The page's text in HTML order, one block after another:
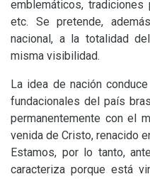
emblemáticos, tradiciones
etc. Se pretende,
nacional, a la totalidad
misma visibilidad.
La idea de nación
fundacionales del país
permanentemente con el
venida de Cristo, renacido
Estamos, por lo tanto,
caracteriza porque está